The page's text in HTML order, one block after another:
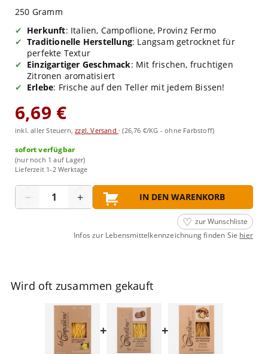
250 Gramm
Herkunft: Italien, Campoflione, Provinz Fermo
Traditionelle Herstellung: Langsam getrocknet für
perfekte Textur
Einzigartiger Geschmack: Mit frischen, fruchtigen
Zitronen aromatisiert
Erlebe: Frische auf den Teller mit jedem Bissen!
6,69 €
inkl. aller Steuern,zzgl. Versand ·(26,76 €/KG - ohne Farbstoff)
sofort verfügbar
(nur noch 1 auf Lager)
Lieferzeit 1-2 Werktage
− + IN DEN WARENKORB
zur Wunschliste
Infos zur Lebensmittelkennzeichnung finden Sie hier
Wird oft zusammen gekauft
+ +